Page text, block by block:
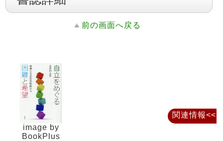
前の画面へ戻る
image by
BookPlus
関連情報<<